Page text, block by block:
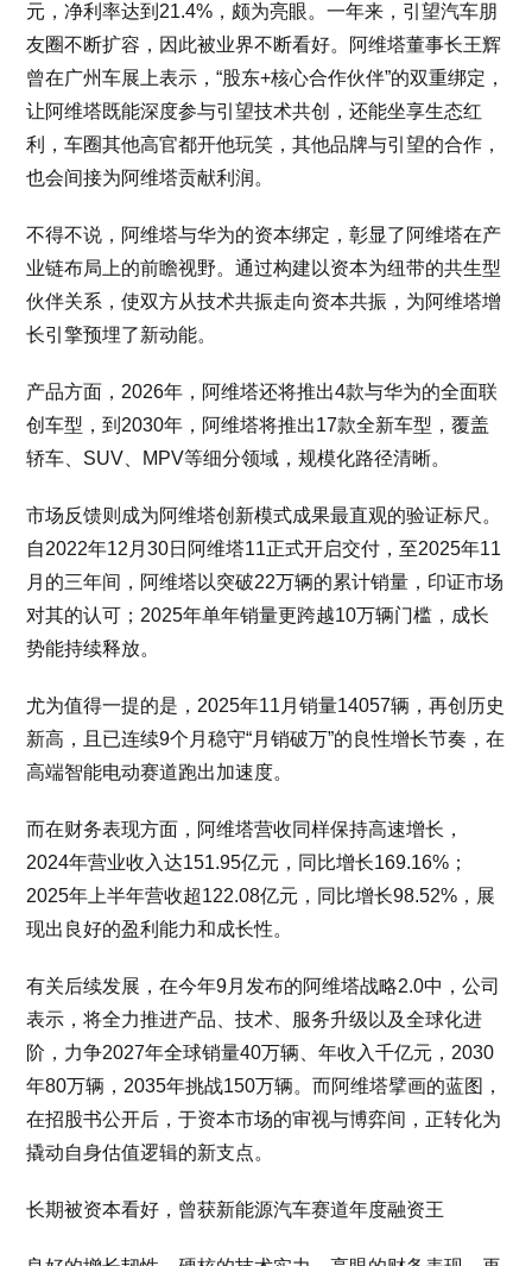
元，净利率达到21.4%，颇为亮眼。一年来，引望汽车朋
友圈不断扩容，因此被业界不断看好。阿维塔董事长王辉
曾在广州车展上表示，“股东+核心合作伙伴”的双重绑定，
让阿维塔既能深度参与引望技术共创，还能坐享生态红
利，车圈其他高官都开他玩笑，其他品牌与引望的合作，
也会间接为阿维塔贡献利润。
不得不说，阿维塔与华为的资本绑定，彰显了阿维塔在产
业链布局上的前瞻视野。通过构建以资本为纽带的共生型
伙伴关系，使双方从技术共振走向资本共振，为阿维塔增
长引擎预埋了新动能。
产品方面，2026年，阿维塔还将推出4款与华为的全面联
创车型，到2030年，阿维塔将推出17款全新车型，覆盖
轿车、SUV、MPV等细分领域，规模化路径清晰。
市场反馈则成为阿维塔创新模式成果最直观的验证标尺。
自2022年12月30日阿维塔11正式开启交付，至2025年11
月的三年间，阿维塔以突破22万辆的累计销量，印证市场
对其的认可；2025年单年销量更跨越10万辆门槛，成长
势能持续释放。
尤为值得一提的是，2025年11月销量14057辆，再创历史
新高，且已连续9个月稳守“月销破万”的良性增长节奏，在
高端智能电动赛道跑出加速度。
而在财务表现方面，阿维塔营收同样保持高速增长，
2024年营业收入达151.95亿元，同比增长169.16%；
2025年上半年营收超122.08亿元，同比增长98.52%，展
现出良好的盈利能力和成长性。
有关后续发展，在今年9月发布的阿维塔战略2.0中，公司
表示，将全力推进产品、技术、服务升级以及全球化进
阶，力争2027年全球销量40万辆、年收入千亿元，2030
年80万辆，2035年挑战150万辆。而阿维塔擘画的蓝图，
在招股书公开后，于资本市场的审视与博弈间，正转化为
撬动自身估值逻辑的新支点。
长期被资本看好，曾获新能源汽车赛道年度融资王